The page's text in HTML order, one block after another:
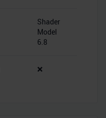
Shader
Model
6.8
❌